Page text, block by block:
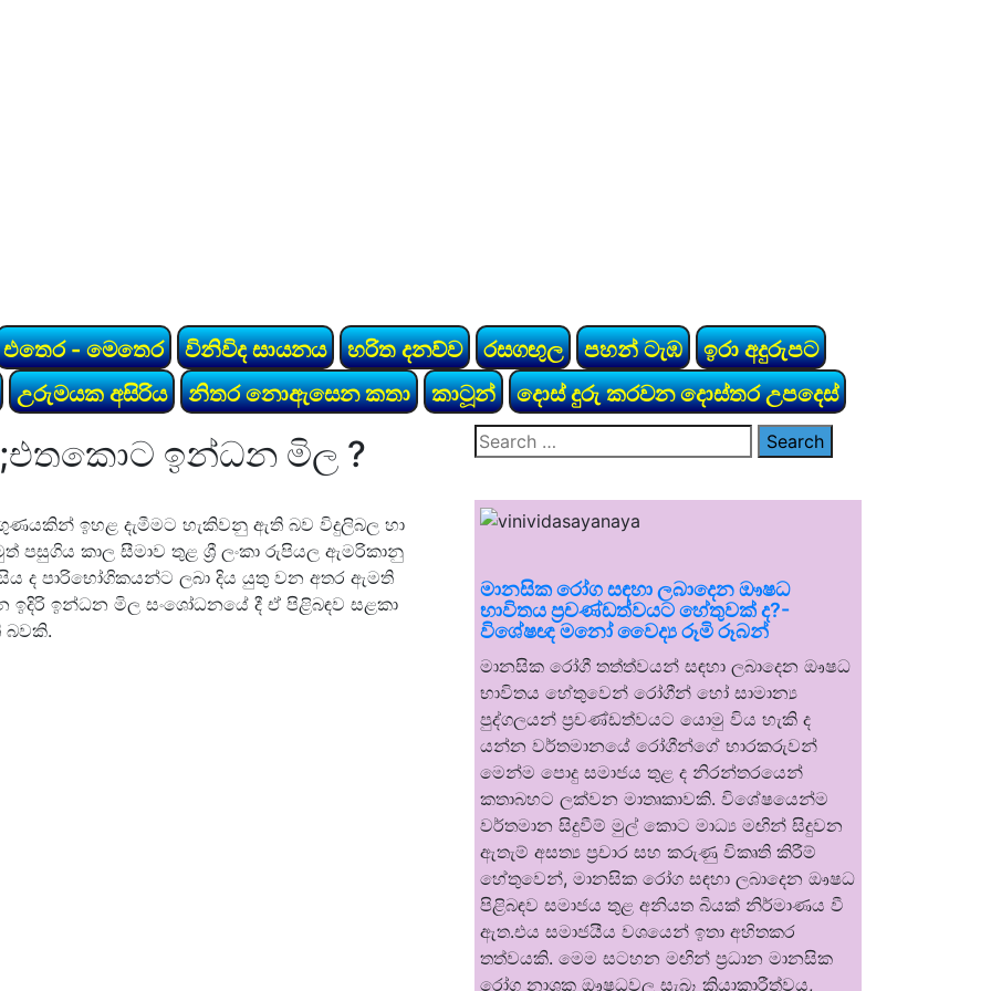
එතෙර - මෙතෙර විනිවිද සායනය හරිත දනව්ව රසගඟුල පහන් ටැඹ
ඉරා අදුරුපට
උරුමයක අසිරිය නිතර නොඇසෙන කතා කාටූන් දොස් දුරු කරවන දොස්තර උපදෙස්
ඉන්ධන මිල ?
ඉහළ දැමීමට හැකිවනු ඇති බව විදුලිබල හා
කාල සීමාව තුළ ශ්‍රී ලංකා රුපියල ඇමරිකානු
ද පාරිභෝගිකයන්ට ලබා දිය යුතු වන අතර ඇමති
ඉදිරි ඉන්ධන මිල සංශෝධනයේ දී ඒ පිළිබඳව සළකා
බවකි.
Search
for:
මානසික රෝග සඳහා ලබාදෙන ඖෂධ
භාවිතය ප්‍රචණ්ඩත්වයට හේතුවක් ද?-
විශේෂඥ මනෝ වෛද්‍ය රූමි රූබන්
මානසික රෝගී තත්ත්වයන් සඳහා ලබාදෙන ඖෂධ
භාවිතය හේතුවෙන් රෝගීන් හෝ සාමාන්‍ය
පුද්ගලයන් ප්‍රචණ්ඩත්වයට යොමු විය හැකි ද
යන්න වර්තමානයේ රෝගීන්ගේ භාරකරුවන්
මෙන්ම පොදු සමාජය තුළ ද නිරන්තරයෙන්
කතාබහට ලක්වන මාතෘකාවකි. විශේෂයෙන්ම
වර්තමාන සිදුවීම් මුල් කොට මාධ්‍ය මඟින් සිදුවන
ඇතැම් අසත්‍ය ප්‍රචාර සහ කරුණු විකෘති කිරීම්
හේතුවෙන්, මානසික රෝග සඳහා ලබාදෙන ඖෂධ
පිළිබඳව සමාජය තුළ අනියත බියක් නිර්මාණය වී
ඇත.එය සමාජයීය වශයෙන් ඉතා අහිතකර
තත්වයකි. මෙම සටහන මඟින් ප්‍රධාන මානසික
රෝග නාශක ඖෂධවල සැබෑ ක්‍රියාකාරීත්වය,